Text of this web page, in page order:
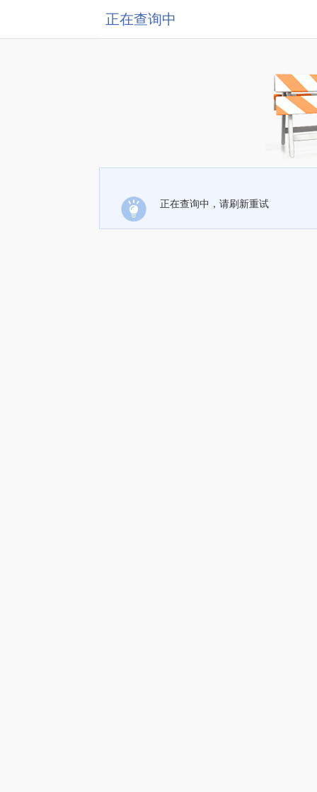
正在查询中
正在查询中，请刷新重试